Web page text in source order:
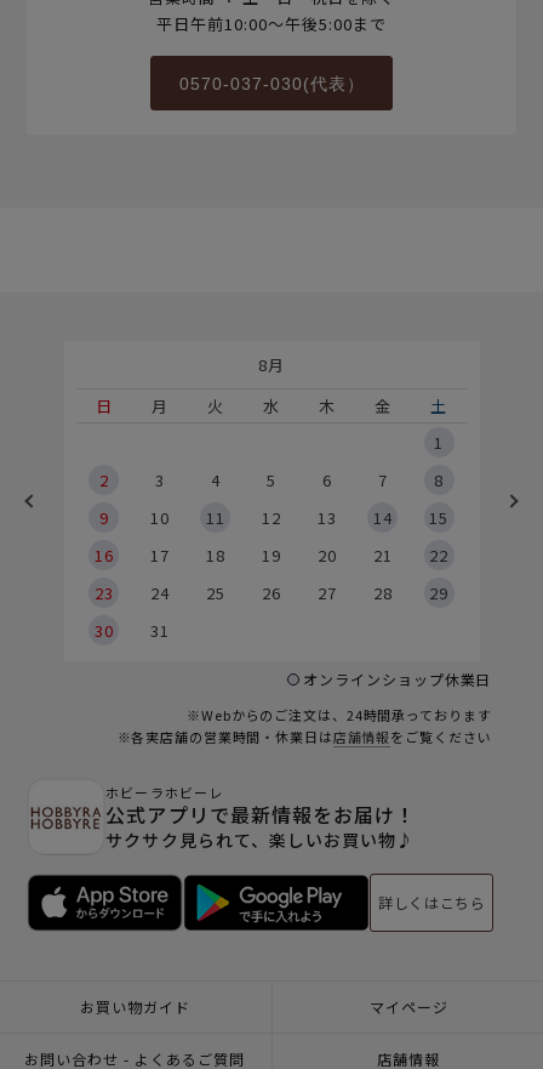
平日午前10:00～午後5:00まで
0570-037-030(代表）
8月
日
月 火 水 木 金
土
1
2
3 4 5 6 7
8
9
10 11 12 13 14
15
16
17 18 19 20 21
22
23
24 25 26 27 28
29
30
31
オンラインショップ休業日
※Webからのご注文は、24時間承っております
※各実店舗の営業時間・休業日は店舗情報をご覧ください
ホビーラホビーレ
公式アプリで最新情報をお届け！
サクサク見られて、楽しいお買い物♪
詳しくはこちら
お買い物ガイド マイページ
お問い合わせ - よくあるご質問 店舗情報